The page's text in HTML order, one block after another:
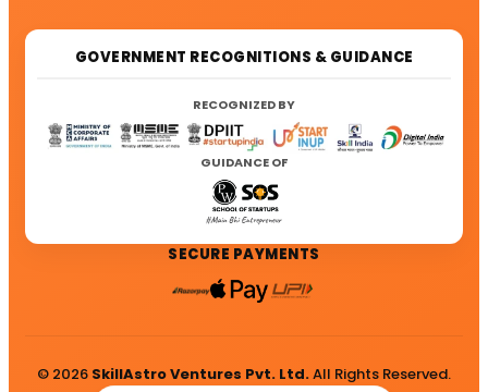
GOVERNMENT RECOGNITIONS & GUIDANCE
RECOGNIZED BY
GUIDANCE OF
SECURE PAYMENTS
© 2026 SkillAstro Ventures Pvt. Ltd.All Rights Reserved.